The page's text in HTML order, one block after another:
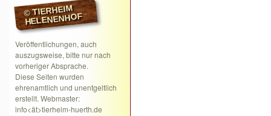
© TIERHEIM
HELENENHOF
Veröffentlichungen, auch
auszugsweise, bitte nur nach
vorheriger Absprache.
Diese Seiten wurden
ehrenamtlich und unentgeltlich
erstellt. Webmaster:
info<ät>tierheim-huerth.de